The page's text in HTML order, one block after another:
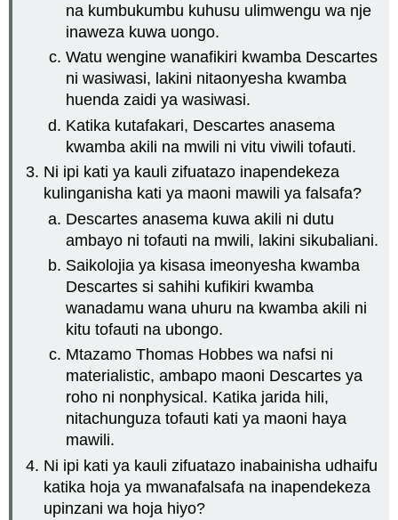
na kumbukumbu kuhusu ulimwengu wa nje
inaweza kuwa uongo.
Watu wengine wanafikiri kwamba Descartes
ni wasiwasi, lakini nitaonyesha kwamba
huenda zaidi ya wasiwasi.
Katika kutafakari, Descartes anasema
kwamba akili na mwili ni vitu viwili tofauti.
Ni ipi kati ya kauli zifuatazo inapendekeza
kulinganisha kati ya maoni mawili ya falsafa?
Descartes anasema kuwa akili ni dutu
ambayo ni tofauti na mwili, lakini sikubaliani.
Saikolojia ya kisasa imeonyesha kwamba
Descartes si sahihi kufikiri kwamba
wanadamu wana uhuru na kwamba akili ni
kitu tofauti na ubongo.
Mtazamo Thomas Hobbes wa nafsi ni
materialistic, ambapo maoni Descartes ya
roho ni nonphysical. Katika jarida hili,
nitachunguza tofauti kati ya maoni haya
mawili.
Ni ipi kati ya kauli zifuatazo inabainisha udhaifu
katika hoja ya mwanafalsafa na inapendekeza
upinzani wa hoja hiyo?